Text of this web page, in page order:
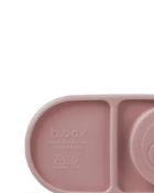
abecedne Z-A
od najdrahšie